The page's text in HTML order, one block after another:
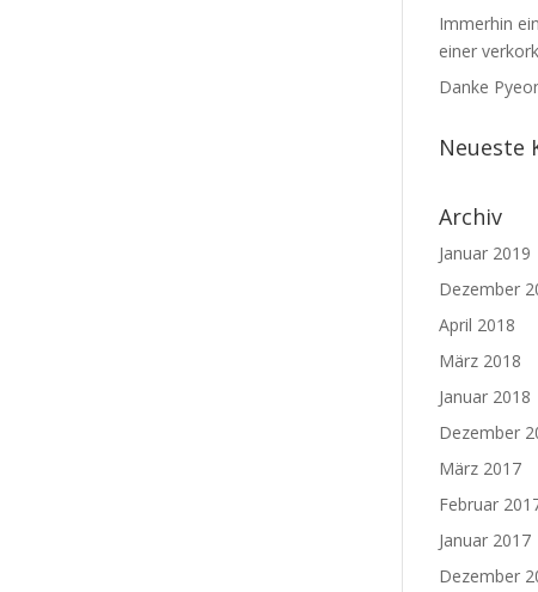
Immerhin
einer
Danke
Neueste
Archiv
Januar 2019
Dezember
April 2018
März 2018
Januar 2018
Dezember
März 2017
Februar
Januar 2017
Dezember